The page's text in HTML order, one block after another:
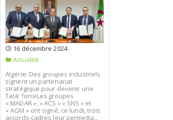
16 décembre 2024
Actualité
Algérie: Des groupes industriels
signent un partenariat
stratégique pour devenir une
Task forceLes groupes
« MADAR », « ACS » « SNS » et
« AGM » ont signé, ce lundi, trois
accords-cadres leur permetta...